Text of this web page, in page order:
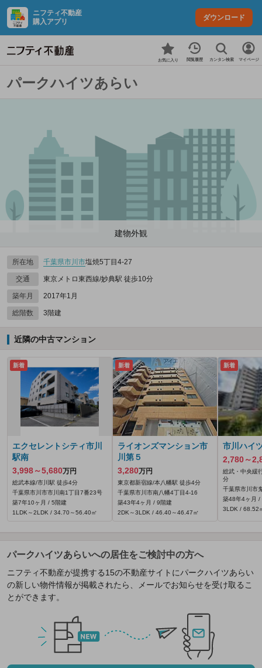
ニフティ不動産
購入アプリ
ダウンロード
お気に入り 閲覧履歴 カンタン検索 マイページ
パークハイツあらい
建物外観
所在地 千葉県市川市塩焼5丁目4-27
交通 東京メトロ東西線/妙典駅 徒歩10分
築年月 2017年1月
総階数 3階建
近隣の中古マンション
新着
エクセレントシティ市川
駅南
3,998～5,680万円
総武本線/市川駅 徒歩4分
千葉県市川市市川南1丁目7番23号
築7年10ヶ月 / 5階建
1LDK～2LDK / 34.70～56.40㎡
新着
ライオンズマンション市
川第５
3,280万円
東京都新宿線/本八幡駅 徒歩4分
千葉県市川市南八幡4丁目4-16
築43年4ヶ月 / 9階建
2DK～3LDK / 46.40～46.47㎡
新着
市川ハイ
2,780～
総武・中央緩
分
千葉県市川市
築48年4ヶ月 /
3LDK / 68.52
パークハイツあらいへの居住をご検討中の方へ
ニフティ不動産が提携する15の不動産サイトにパークハイツあらい
の新しい物件情報が掲載されたら、メールでお知らせを受け取るこ
とができます。